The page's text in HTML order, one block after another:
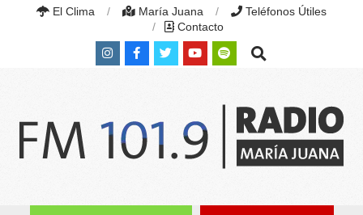
El Clima María Juana
Teléfonos Útiles
Contacto
Search